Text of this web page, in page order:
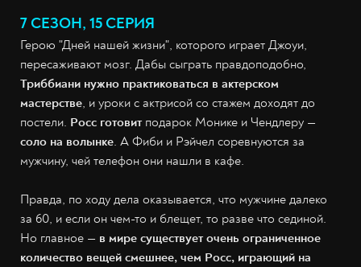
7 СЕЗОН, 15 СЕРИЯ
Герою "Дней нашей жизни", которого играет Джоуи,
пересаживают мозг. Дабы сыграть правдоподобно,
Триббиани нужно практиковаться в актерском
мастерстве, и уроки с актрисой со стажем доходят до
постели. Росс готовитподарок Монике и Чендлеру —
соло на волынке. А Фиби и Рэйчел соревнуются за
мужчину, чей телефон они нашли в кафе.
Правда, по ходу дела оказывается, что мужчине далеко
за 60, и если он чем-то и блещет, то разве что сединой.
Но главное — в мире существует очень ограниченное
количество вещей смешнее, чем Росс, играющий на